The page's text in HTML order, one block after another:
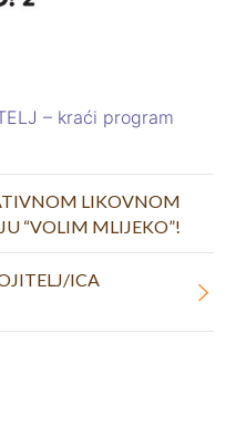
– kraći program
ICA
LIKOVNOM
“VOLIM MLIJEKO”!